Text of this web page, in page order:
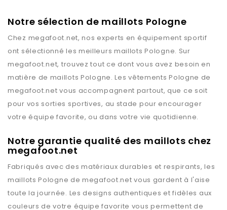
Notre sélection de maillots Pologne
Chez megafoot.net, nos experts en équipement sportif
ont sélectionné les meilleurs maillotsPologne. Sur
megafoot.net, trouvez tout ce dont vous avez besoin en
matière de maillots Pologne. Les vêtementsPologne de
megafoot.net vous accompagnent partout, que ce soit
pour vos sorties sportives, au stade pour encourager
votre équipe favorite, ou dans votre vie quotidienne.
Notre garantie qualité des maillots chez
megafoot.net
Fabriqués avec des matériaux durables et respirants, les
maillotsPologne demegafoot.net vous gardent à l'aise
toute la journée. Les designs authentiques et fidèles aux
couleurs de votre équipe favorite vous permettent de